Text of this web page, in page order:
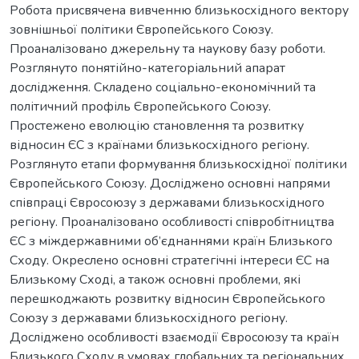
Робота присвячена вивченню близькосхідного вектору
зовнішньої політики Європейського Союзу.
Проаналізовано джерельну та наукову базу роботи.
Розглянуто понятійно-категоріальний апарат
дослідження. Складено соціально-економічний та
політичний профіль Європейського Союзу.
Простежено еволюцію становлення та розвитку
відносин ЄС з країнами близькосхідного регіону.
Розглянуто етапи формування близькосхідної політики
Європейського Союзу. Досліджено основні напрями
співпраці Євросоюзу з державами близькосхідного
регіону. Проаналізовано особливості співробітництва
ЄС з міждержавними об’єднаннями країн Близького
Сходу. Окреслено основні стратегічні інтереси ЄС на
Близькому Сході, а також основні проблеми, які
перешкоджають розвитку відносин Європейського
Союзу з державами близькосхідного регіону.
Досліджено особливості взаємодії Євросоюзу та країн